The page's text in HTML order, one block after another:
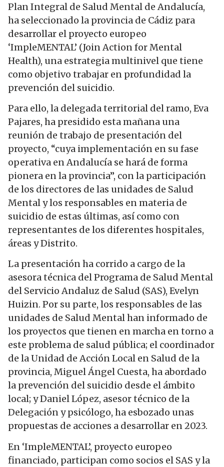
Plan Integral de Salud Mental de Andalucía,
ha seleccionado la provincia de Cádiz para
desarrollar el proyecto europeo
‘ImpleMENTAL’ (Join Action for Mental
Health), una estrategia multinivel que tiene
como objetivo trabajar en profundidad la
prevención del suicidio.
Para ello, la delegada territorial del ramo, Eva
Pajares, ha presidido esta mañana una
reunión de trabajo de presentación del
proyecto, “cuya implementación en su fase
operativa en Andalucía se hará de forma
pionera en la provincia”, con la participación
de los directores de las unidades de Salud
Mental y los responsables en materia de
suicidio de estas últimas, así como con
representantes de los diferentes hospitales,
áreas y Distrito.
La presentación ha corrido a cargo de la
asesora técnica del Programa de Salud Mental
del Servicio Andaluz de Salud (SAS), Evelyn
Huizin. Por su parte, los responsables de las
unidades de Salud Mental han informado de
los proyectos que tienen en marcha en torno a
este problema de salud pública; el coordinador
de la Unidad de Acción Local en Salud de la
provincia, Miguel Ángel Cuesta, ha abordado
la prevención del suicidio desde el ámbito
local; y Daniel López, asesor técnico de la
Delegación y psicólogo, ha esbozado unas
propuestas de acciones a desarrollar en 2023.
En ‘ImpleMENTAL’, proyecto europeo
financiado, participan como socios el SAS y la